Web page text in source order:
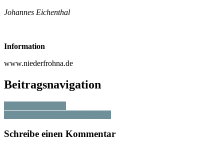
Johannes Eichenthal
Information
www.niederfrohna.de
Beitragsnavigation
Schreibe einen Kommentar